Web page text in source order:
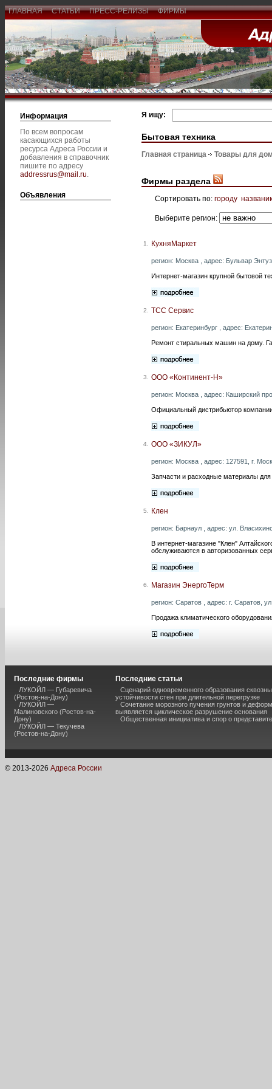
ГЛАВНАЯ СТАТЬИ ПРЕСС-РЕЛИЗЫ ФИРМЫ
Информация
По всем вопросам
касающихся работы
ресурса Адреса России и
добавления в справочник
пишите по адресу
addressrus@mail.ru.
Объявления
Я ищу:
Бытовая техника
Главная страница Товары для
Фирмы раздела
Сортировать по: городу
Выберите регион:
1. КухняМаркет
регион: Москва , адрес: Бульвар
Интернет-магазин крупной бытовой
2. ТСС Сервис
регион: Екатеринбург , адрес:
Ремонт стиральных машин на дому.
3. ООО «Континент-Н»
регион: Москва , адрес: Каширский
Официальный дистрибьютор
4. ООО «ЗИКУЛ»
регион: Москва , адрес: 127591, г.
Запчасти и расходные материалы
5. Клен
регион: Барнаул , адрес: ул.
В интернет-магазине "Клен"
обслуживаются в авторизованных
6. Магазин ЭнергоТерм
регион: Саратов , адрес: г. Саратов,
Продажа климатического
Последние фирмы
ЛУКОЙЛ — Губаревича
(Ростов-на-Дону)
ЛУКОЙЛ —
Малиновского (Ростов-на-
Дону)
ЛУКОЙЛ — Текучева
(Ростов-на-Дону)
Последние статьи
Сценарий одновременного образования
устойчивости стен при длительной перегрузке
Сочетание морозного пучения грунтов и
выявляется циклическое разрушение основания
Общественная инициатива и спор о
© 2013-2026 Адреса России